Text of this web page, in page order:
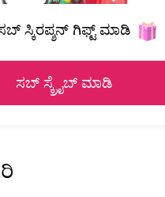
ಸ್ಕಿರಪ್ಶನ್ ಗಿಫ್ಟ್ ಮಾಡಿ
ಸಬ್ ಸ್ಕ್ರೈಬ್ ಮಾಡಿ